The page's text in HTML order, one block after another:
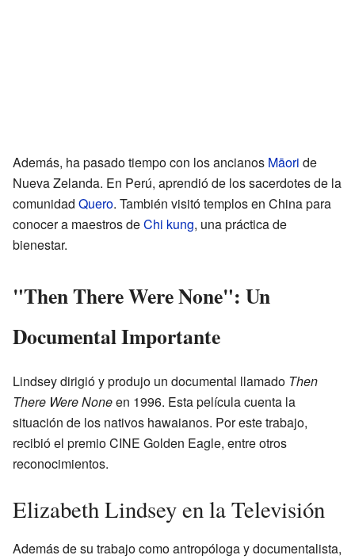
Además, ha pasado tiempo con los ancianos Māori de
Nueva Zelanda. En Perú, aprendió de los sacerdotes de la
comunidad Quero. También visitó templos en China para
conocer a maestros deChi kung, una práctica de
bienestar.
"Then There Were None": Un
Documental Importante
Lindsey dirigió y produjo un documental llamado Then
There Were Noneen 1996. Esta película cuenta la
situación de los nativos hawaianos. Por este trabajo,
recibió el premio CINE Golden Eagle, entre otros
reconocimientos.
Elizabeth Lindsey en la Televisión
Además de su trabajo como antropóloga y documentalista,